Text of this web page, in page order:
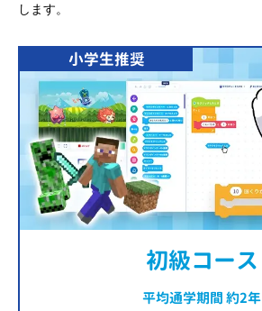
します。
小学生推奨
初級コース
平均通学期間 約2年